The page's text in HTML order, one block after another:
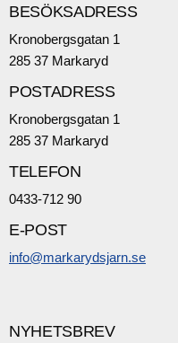
BESÖKSADRESS
Kronobergsgatan 1
285 37 Markaryd
POSTADRESS
Kronobergsgatan 1
285 37 Markaryd
TELEFON
0433-712 90
E-POST
info@markarydsjarn.se
NYHETSBREV